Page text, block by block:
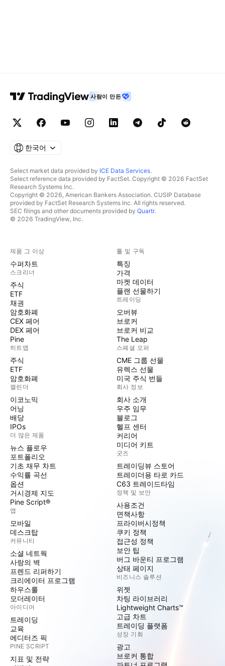
사람이 만든
한국어
Select market data provided by ICE Data Services.
Select reference data provided by FactSet. Copyright © 2026 FactSet
Research Systems Inc.
Copyright © 2026, American Bankers Association. CUSIP Database
provided by FactSet Research Systems Inc. All rights reserved.
SEC filings and other documents provided by Quartr.
© 2026 TradingView, Inc.
제품 그 이상
수퍼차트
스크리너
주식
ETF
채권
암호화폐
CEX 페어
DEX 페어
Pine
히트맵
주식
ETF
암호화폐
캘린더
이코노믹
어닝
배당
IPOs
더 많은 제품
뉴스 플로우
포트폴리오
기초 재무 차트
수익률 곡선
옵션
거시경제 지도
Pine Script®
앱
모바일
데스크탑
커뮤니티
소셜 네트웍
사랑의 벽
프렌드 리퍼하기
크리에이터 프로그램
하우스룰
모더레이터
아이디어
트레이딩
교육
에디터즈 픽
PINE SCRIPT
지표 및 전략
툴 및 구독
특징
가격
마켓 데이터
플랜 선물하기
트레이딩
오버뷰
브로커
브로커 비교
The Leap
스페셜 오퍼
CME 그룹 선물
유렉스 선물
미국 주식 번들
회사 정보
회사 소개
우주 임무
블로그
헬프 센터
커리어
미디어 키트
굿즈
트레이딩뷰 스토어
트레이더용 타로 카드
C63 트레이드타임
정책 및 보안
사용조건
면책사항
프라이버시정책
쿠키 정책
접근성 정책
보안 팁
버그 바운티 프로그램
상태 페이지
비즈니스 솔루션
위젯
차팅 라이브러리
Lightweight Charts™
고급 차트
트레이딩 플랫폼
성장 기회
광고
브로커 통합